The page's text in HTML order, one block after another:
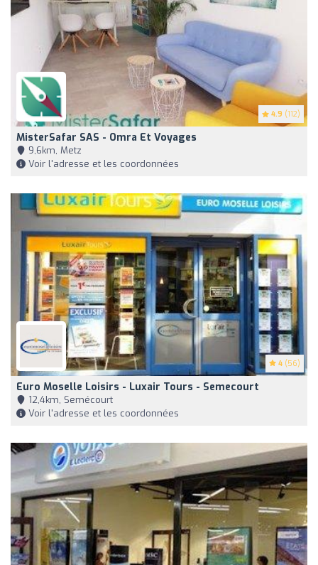
4.9 (112)
MisterSafar SAS - Omra Et Voyages
9,6km, Metz
Voir l'adresse et les coordonnées
4 (56)
Euro Moselle Loisirs - Luxair Tours - Semecourt
12,4km, Semécourt
Voir l'adresse et les coordonnées